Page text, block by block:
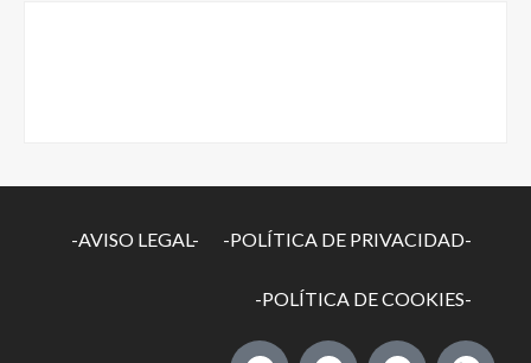
-AVISO LEGAL- -POLÍTICA DE PRIVACIDAD-
-POLÍTICA DE COOKIES-